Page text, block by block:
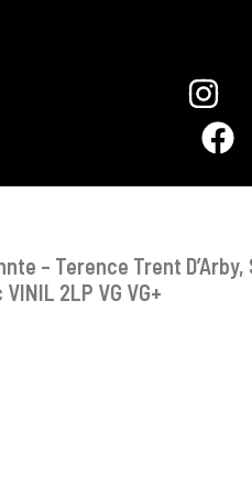
– Terence Trent
2LP VG VG+
Trent
D'Arby,
-
Disc